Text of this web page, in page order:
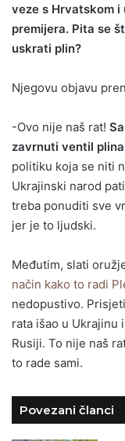
veze s Hrvatskom
premijera. Pita se
uskrati plin?
Njegovu objavu
-Ovo nije naš rat!
zavrnuti ventil
politiku koja se niti
Ukrajinski narod
treba ponuditi sve
jer je to ljudski.
Međutim, slati
način kako to radi
nedopustivo.
rata išao u Ukrajinu
Rusiji. To nije naš
to rade sami.
Povezani članci